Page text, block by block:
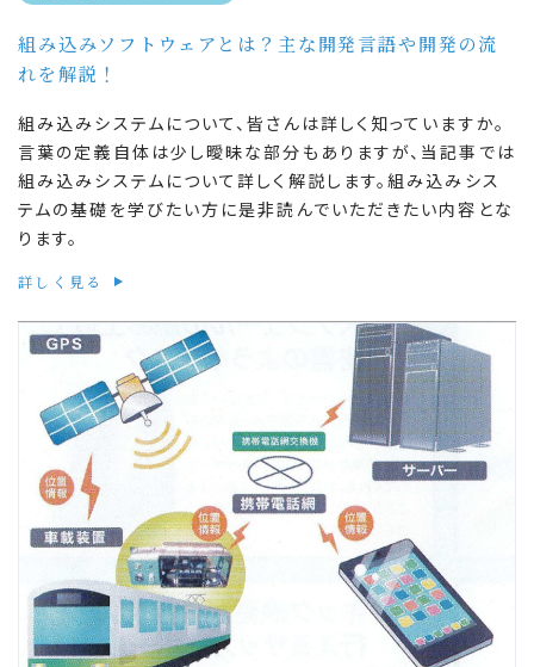
組み込みソフトウェアとは？主な開発言語や開発の流
れを解説！
組み込みシステムについて、皆さんは詳しく知っていますか。
言葉の定義自体は少し曖昧な部分もありますが、当記事では
組み込みシステムについて詳しく解説します。組み込みシス
テムの基礎を学びたい方に是非読んでいただきたい内容とな
ります。
詳しく見る